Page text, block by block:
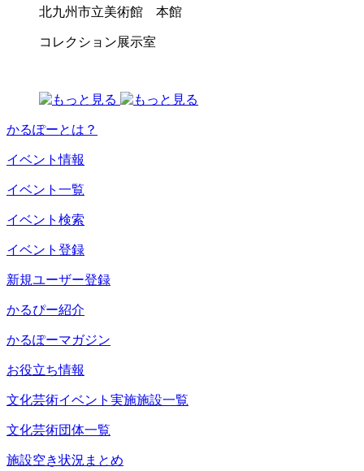
北九州市立美術館 本館
コレクション展示室
かるぽーとは？
イベント情報
イベント一覧
イベント検索
イベント登録
新規ユーザー登録
かるぴー紹介
かるぽーマガジン
お役立ち情報
文化芸術イベント実施施設一覧
文化芸術団体一覧
施設空き状況まとめ